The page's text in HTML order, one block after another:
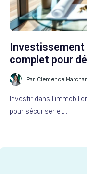
Investissement
complet pour
Par Clemence
Investir dans
pour sécuriser et…